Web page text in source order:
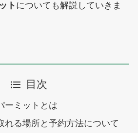
ト についても解説していきま
目次
ーミットとは
れる場所と予約方法について